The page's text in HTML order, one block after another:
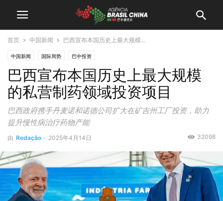
首页 中国新闻 巴西宣布本国历史上最大规模...
中国新闻 国际局势 巴中投资
巴西宣布本国历史上最大规模
的私营制药领域投资项目
巴西政府携手丹麦诺和诺德公司扩大在矿吉州工厂投资，助力
提升慢性病治疗药物产能
由 Redação - 2025年4月14日 32098